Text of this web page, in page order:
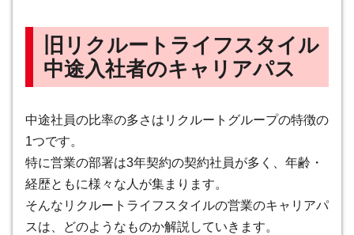
旧リクルートライフスタイル
中途入社者のキャリアパス
中途社員の比率の多さはリクルートグループの特徴の
1つです。
特に営業の部署は3年契約の契約社員が多く、年齢・
経歴ともに様々な人が集まります。
そんなリクルートライフスタイルの営業のキャリアパ
スは、どのようなものか解説していきます。